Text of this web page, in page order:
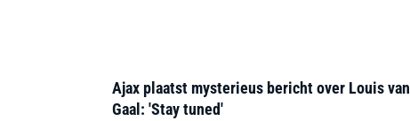
Ajax plaatst mysterieus bericht over Louis van
Gaal: 'Stay tuned'